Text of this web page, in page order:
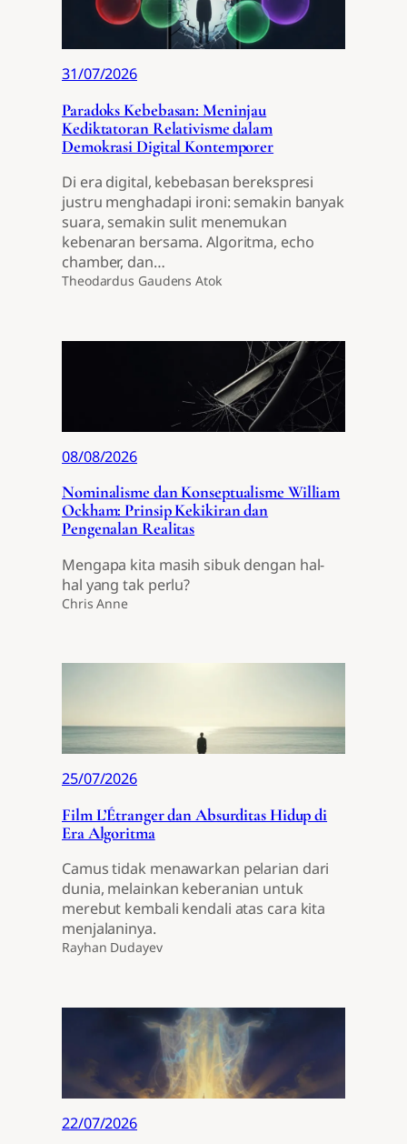
31/07/2026
Paradoks Kebebasan: Meninjau
Kediktatoran Relativisme dalam
Demokrasi Digital Kontemporer
Di era digital, kebebasan berekspresi
justru menghadapi ironi: semakin banyak
suara, semakin sulit menemukan
kebenaran bersama. Algoritma, echo
chamber, dan…
Theodardus Gaudens Atok
08/08/2026
Nominalisme dan Konseptualisme William
Ockham: Prinsip Kekikiran dan
Pengenalan Realitas
Mengapa kita masih sibuk dengan hal-
hal yang tak perlu?
Chris Anne
25/07/2026
Film L’Étranger dan Absurditas Hidup di
Era Algoritma
Camus tidak menawarkan pelarian dari
dunia, melainkan keberanian untuk
merebut kembali kendali atas cara kita
menjalaninya.
Rayhan Dudayev
22/07/2026